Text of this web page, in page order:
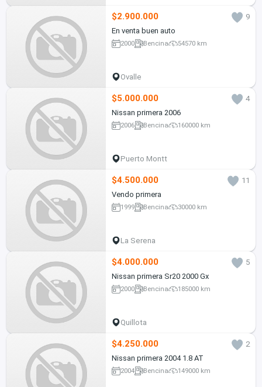
$2.900.000
9
En venta buen auto
2000 Bencina 54570 km
Ovalle
$5.000.000
4
Nissan primera 2006
2006 Bencina 160000 km
Puerto Montt
$4.500.000
11
Vendo primera
1999 Bencina 30000 km
La Serena
$4.000.000
5
Nissan primera Sr20 2000 Gx
2000 Bencina 185000 km
Quillota
$4.250.000
2
Nissan primera 2004 1.8 AT
2004 Bencina 149000 km